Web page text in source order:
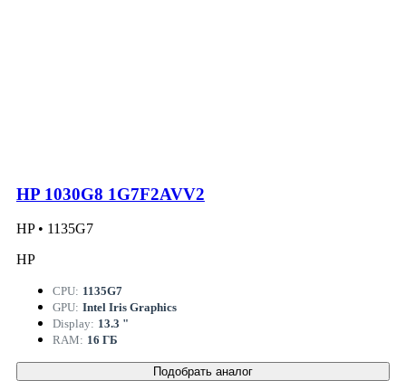
HP 1030G8 1G7F2AVV2
HP • 1135G7
HP
CPU: 1135G7
GPU: Intel Iris Graphics
Display: 13.3 "
RAM: 16 ГБ
Подобрать аналог